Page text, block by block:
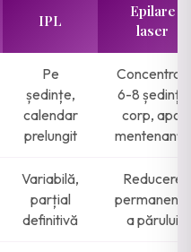
IPL
Epilare
laser
Pe
ședințe,
calendar
prelungit
Concentrat:
6-8 ședințe
corp, apoi
mentenanță
Variabilă,
parțial
definitivă
Reducere
permanentă
a părului